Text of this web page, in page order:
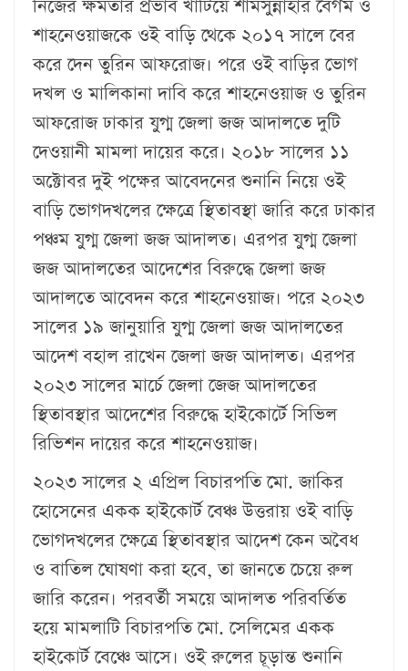
নিজের ক্ষমতার প্রভাব খাটিয়ে শামসুন্নাহার বেগম ও
শাহনেওয়াজকে ওই বাড়ি থেকে ২০১৭ সালে বের
করে দেন তুরিন আফরোজ। পরে ওই বাড়ির ভোগ
দখল ও মালিকানা দাবি করে শাহনেওয়াজ ও তুরিন
আফরোজ ঢাকার যুগ্ম জেলা জজ আদালতে দুটি
দেওয়ানী মামলা দায়ের করে। ২০১৮ সালের ১১
অক্টোবর দুই পক্ষের আবেদনের শুনানি নিয়ে ওই
বাড়ি ভোগদখলের ক্ষেত্রে স্থিতাবস্থা জারি করে ঢাকার
পঞ্চম যুগ্ম জেলা জজ আদালত। এরপর যুগ্ম জেলা
জজ আদালতের আদেশের বিরুদ্ধে জেলা জজ
আদালতে আবেদন করে শাহনেওয়াজ। পরে ২০২৩
সালের ১৯ জানুয়ারি যুগ্ম জেলা জজ আদালতের
আদেশ বহাল রাখেন জেলা জজ আদালত। এরপর
২০২৩ সালের মার্চে জেলা জেজ আদালতের
স্থিতাবস্থার আদেশের বিরুদ্ধে হাইকোর্টে সিভিল
রিভিশন দায়ের করে শাহনেওয়াজ।
২০২৩ সালের ২ এপ্রিল বিচারপতি মো. জাকির
হোসেনের একক হাইকোর্ট বেঞ্চ উত্তরায় ওই বাড়ি
ভোগদখলের ক্ষেত্রে স্থিতাবস্থার আদেশ কেন অবৈধ
ও বাতিল ঘোষণা করা হবে, তা জানতে চেয়ে রুল
জারি করেন। পরবর্তী সময়ে আদালত পরিবর্তিত
হয়ে মামলাটি বিচারপতি মো. সেলিমের একক
হাইকোর্ট বেঞ্চে আসে। ওই রুলের চূড়ান্ত শুনানি